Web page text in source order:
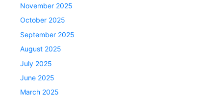
November 2025
October 2025
September 2025
August 2025
July 2025
June 2025
March 2025